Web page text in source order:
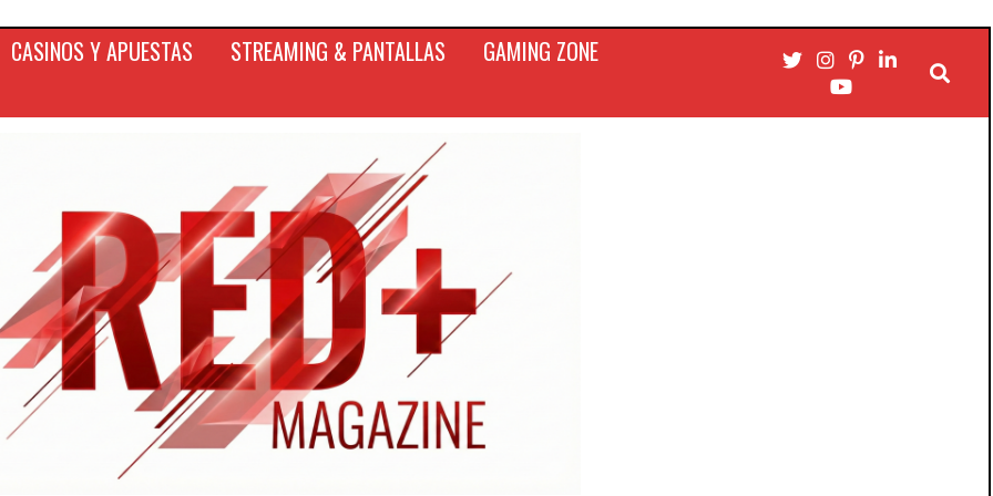
CASINOS Y APUESTAS STREAMING & PANTALLAS GAMING ZONE